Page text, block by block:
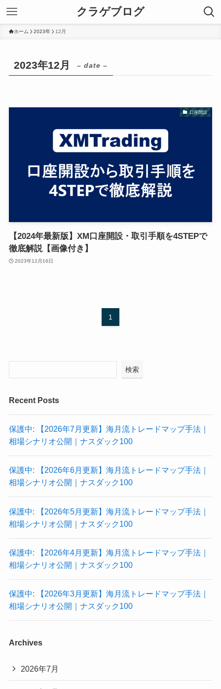
クラゲブログ
ホーム 2023年 12月
2023年12月 – date –
口座開設
【2024年最新版】XM口座開設・取引手順を4STEPで
徹底解説【画像付き】
2023年12月16日
1
検索
Recent Posts
保護中: 【2026年7月更新】海月流トレードマップ手法｜
相場シナリオ公開｜ナスダック100
保護中: 【2026年6月更新】海月流トレードマップ手法｜
相場シナリオ公開｜ナスダック100
保護中: 【2026年5月更新】海月流トレードマップ手法｜
相場シナリオ公開｜ナスダック100
保護中: 【2026年4月更新】海月流トレードマップ手法｜
相場シナリオ公開｜ナスダック100
保護中: 【2026年3月更新】海月流トレードマップ手法｜
相場シナリオ公開｜ナスダック100
Archives
2026年7月